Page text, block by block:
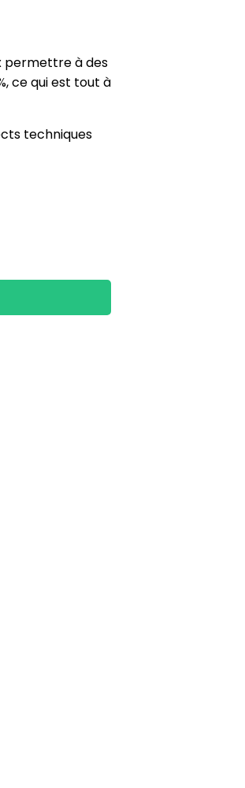
permettre à des
ce qui est tout à
techniques